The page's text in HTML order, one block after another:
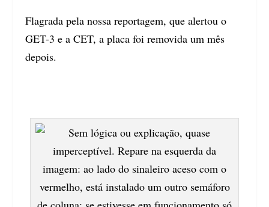
Flagrada pela nossa reportagem, que alertou o
GET-3 e a CET, a placa foi removida um mês
depois.